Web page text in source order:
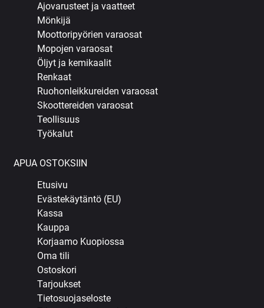
Ajovarusteet ja vaatteet
Mönkijä
Moottoripyörien varaosat
Mopojen varaosat
Öljyt ja kemikaalit
Renkaat
Ruohonleikkureiden varaosat
Skoottereiden varaosat
Teollisuus
Työkalut
APUA OSTOKSIIN
Etusivu
Evästekäytäntö (EU)
Kassa
Kauppa
Korjaamo Kuopiossa
Oma tili
Ostoskori
Tarjoukset
Tietosuojaseloste